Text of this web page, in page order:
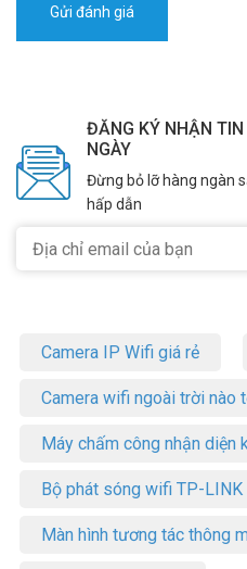
ĐĂNG KÝ NHẬN
NGÀY
Đừng bỏ lỡ hàng ngàn
hấp dẫn
Camera IP Wifi giá rẻ
Camera wifi ngoài trời nào
Máy chấm công nhận diện
Bộ phát sóng wifi TP-LINK
Màn hình tương tác thông